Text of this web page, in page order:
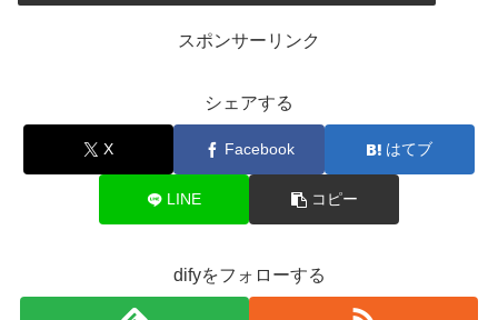
スポンサーリンク
シェアする
X Facebook はてブ
LINE コピー
difyをフォローする